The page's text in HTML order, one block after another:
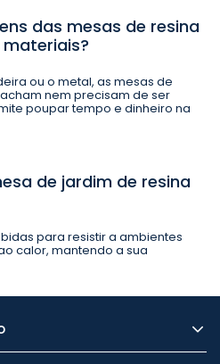
das mesas de resina
ou o metal, as mesas de
nem precisam de ser
poupar tempo e dinheiro na
de jardim de resina
para resistir a ambientes
calor, mantendo a sua